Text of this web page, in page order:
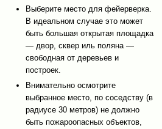
Выберите место для фейерверка.
В идеальном случае это может
быть большая открытая площадка
— двор, сквер иль поляна —
свободная от деревьев и
построек.
Внимательно осмотрите
выбранное место, по соседству (в
радиусе 30 метров) не должно
быть пожароопасных объектов,